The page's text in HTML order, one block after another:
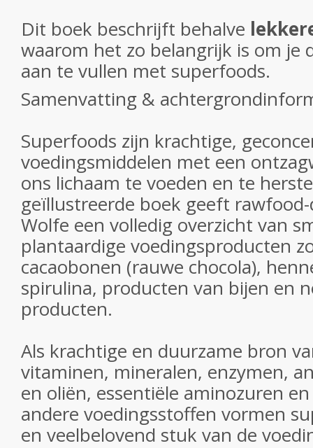
Dit boek beschrijft behalve
waarom het zo belangrijk is om je
aan te vullen met superfoods.
Samenvatting &
Superfoods zijn krachtige,
voedingsmiddelen met een
ons lichaam te voeden en te
geïllustreerde boek geeft
Wolfe een volledig overzicht van
plantaardige voedingsproducten
cacaobonen (rauwe chocola),
spirulina, producten van bijen en
producten.
Als krachtige en duurzame bron
vitaminen, mineralen, enzymen,
en oliën, essentiële aminozuren
andere voedingsstoffen vormen
en veelbelovend stuk van de